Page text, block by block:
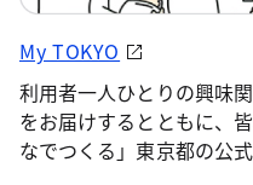
My TOKYO
利用者一人ひとりの興味
をお届けするとともに、
なでつくる」東京都の公